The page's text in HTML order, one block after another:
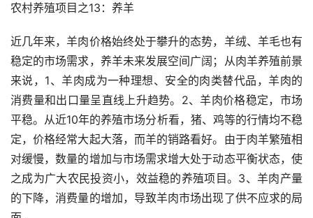
农村养殖项目之13：养羊
近几年来，羊肉价格始终处于攀升的态势，羊绒、羊毛也有
稳定的市场需求，养羊未来发展空间广阔；从肉羊养殖前景
来说，1、羊肉成为一种理想、安全的肉类替代品，羊肉的
消费量和出口量呈直线上升趋势。2、羊肉价格稳定，市场
平稳。从近10年的养殖市场分析看，猪、鸡等的行情均不稳
定，价格经常大起大落，而羊的销路看好。由于肉羊繁殖相
对缓慢，数量的增加与市场需求增大处于动态平衡状态，使
之成为广大农民投资小，效益稳的养殖项目。3、羊肉产量
的下降，消费量的增加，导致羊肉市场出现了供不应求的局